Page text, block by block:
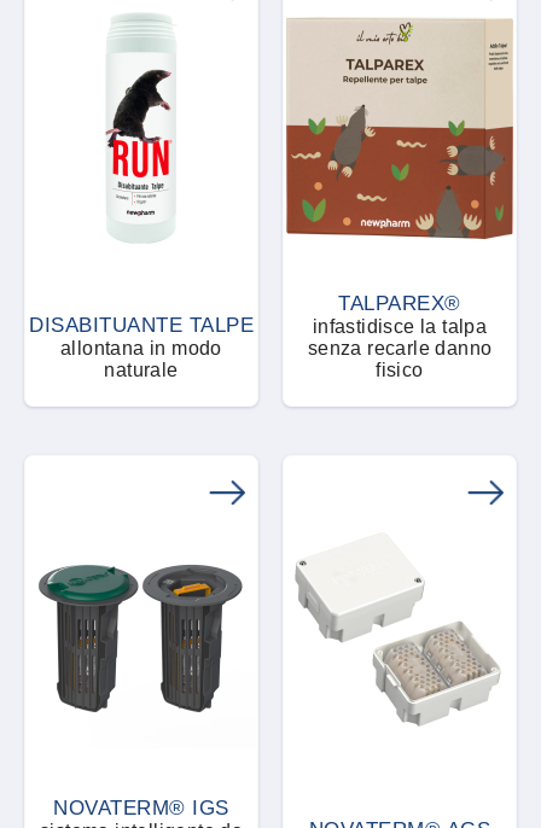
DISABITUANTE TALPE
allontana in modo
naturale
TALPAREX®
infastidisce la talpa
senza recarle danno
fisico
NOVATERM® IGS